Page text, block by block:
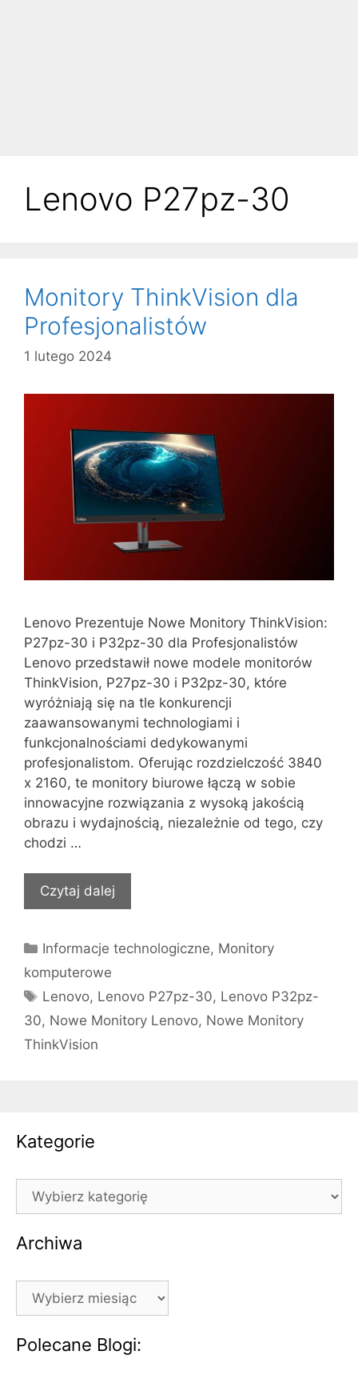
Lenovo P27pz-30
Monitory ThinkVision dla
Profesjonalistów
1 lutego 2024
Lenovo Prezentuje Nowe Monitory ThinkVision:
P27pz-30 i P32pz-30 dla Profesjonalistów
Lenovo przedstawił nowe modele monitorów
ThinkVision, P27pz-30 i P32pz-30, które
wyróżniają się na tle konkurencji
zaawansowanymi technologiami i
funkcjonalnościami dedykowanymi
profesjonalistom. Oferując rozdzielczość 3840
x 2160, te monitory biurowe łączą w sobie
innowacyjne rozwiązania z wysoką jakością
obrazu i wydajnością, niezależnie od tego, czy
chodzi …
Czytaj dalej
Kategorie
Informacje technologiczne, Monitory
komputerowe
Tagi
Lenovo, Lenovo P27pz-30, Lenovo P32pz-
30, Nowe Monitory Lenovo, Nowe Monitory
ThinkVision
Kategorie
Kategorie
Archiwa
Archiwa
Polecane Blogi: